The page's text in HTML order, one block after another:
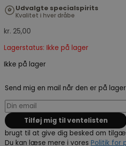
Udvalgte specialspirits
Kvalitet i hver dråbe
kr. 25,00
Lagerstatus: Ikke på lager
Ikke på lager
Send mig en mail når den er på lager
brugt til at give dig besked om
Du kan læse mere i vores Politik for